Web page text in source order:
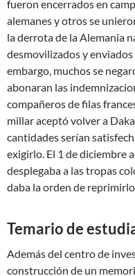
fueron encerrados en
alemanes y otros se
la derrota de la Alemania
desmovilizados y
embargo, muchos se
abonaran las
compañeros de filas
millar aceptó volver a
cantidades serían
exigirlo. El 1 de diciembre
desplegaba a las tropas
daba la orden de
Temario de
Además del centro de
construcción de un